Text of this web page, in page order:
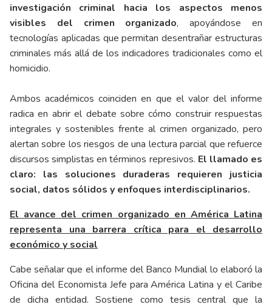
investigación criminal hacia los aspectos menos
visibles del crimen organizado, apoyándose en
tecnologías aplicadas que permitan desentrañar estructuras
criminales más allá de los indicadores tradicionales como el
homicidio.
Ambos académicos coinciden en que el valor del informe
radica en abrir el debate sobre cómo construir respuestas
integrales y sostenibles frente al crimen organizado, pero
alertan sobre los riesgos de una lectura parcial que refuerce
discursos simplistas en términos represivos. El llamado es
claro: las soluciones duraderas requieren justicia
social, datos sólidos y enfoques interdisciplinarios.
El avance del crimen organizado en América Latina
representa una barrera crítica para el desarrollo
económico y social
Cabe señalar que el informe del Banco Mundial lo elaboró la
Oficina del Economista Jefe para América Latina y el Caribe
de dicha entidad. Sostiene como tesis central que la